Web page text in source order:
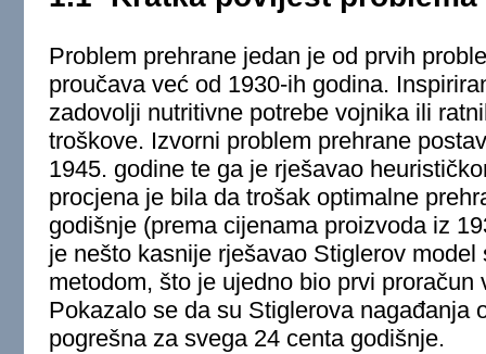
Problem prehrane jedan je od prvih
proučava već od 1930-ih godina.
zadovolji nutritivne potrebe vojnika ili
troškove. Izvorni problem prehrane
1945. godine te ga je rješavao
procjena je bila da trošak optimalne
godišnje (prema cijenama proizvoda iz
je nešto kasnije rješavao Stiglerov
metodom, što je ujedno bio prvi
Pokazalo se da su Stiglerova nagađanja
pogrešna za svega 24 centa godišnje.